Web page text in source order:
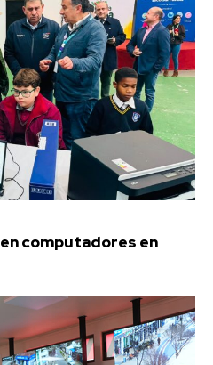
computadores en